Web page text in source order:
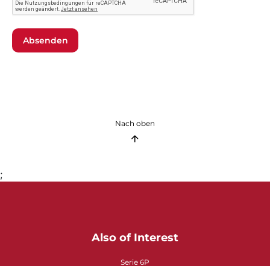
Absenden
Nach oben
;
Also of Interest
Serie 6P